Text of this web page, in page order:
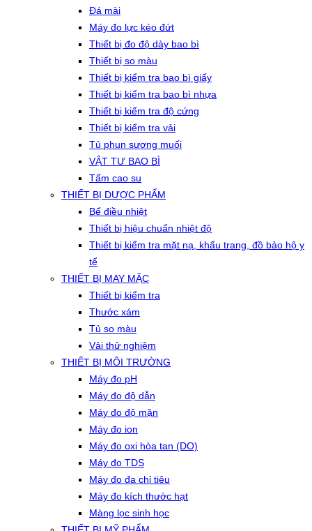
Đá mài
Máy đo lực kéo đứt
Thiết bị đo độ dày bao bì
Thiết bị so màu
Thiết bị kiểm tra bao bì giấy
Thiết bị kiểm tra bao bì nhựa
Thiết bị kiểm tra độ cứng
Thiết bị kiểm tra vải
Tủ phun sương muối
VẬT TƯ BAO BÌ
Tấm cao su
THIẾT BỊ DƯỢC PHẨM
Bể điều nhiệt
Thiết bị hiệu chuẩn nhiệt độ
Thiết bị kiểm tra mặt nạ, khẩu trang, đồ bảo hộ y
tế
THIẾT BỊ MAY MẶC
Thiết bị kiểm tra
Thước xám
Tủ so màu
Vải thử nghiệm
THIẾT BỊ MÔI TRƯỜNG
Máy đo pH
Máy đo độ dẫn
Máy đo độ mặn
Máy đo ion
Máy đo oxi hòa tan (DO)
Máy đo TDS
Máy đo đa chỉ tiêu
Máy đo kích thước hạt
Màng lọc sinh học